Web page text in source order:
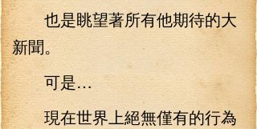
也是眺望著所有他期待的大
新聞。
可是…
現在世界上絕無僅有的行為